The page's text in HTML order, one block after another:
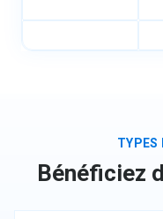
TYPES
Bénéficiez